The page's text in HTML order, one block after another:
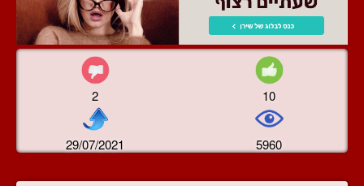
2 10
29/07/2021 5960